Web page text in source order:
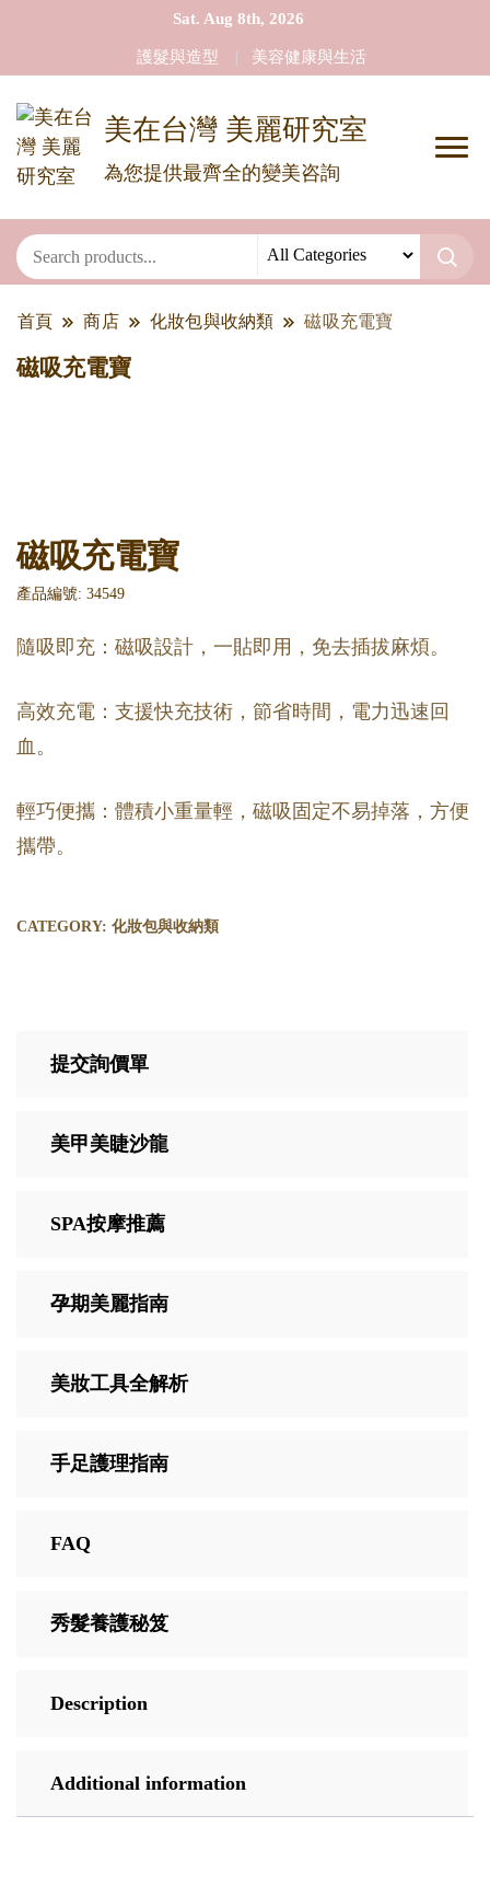
Sat. Aug 8th, 2026
護髮與造型 美容健康與生活
美在台灣 美麗研究室
為您提供最齊全的變美咨詢
首頁 商店 化妝包與收納類 磁吸充電寶
磁吸充電寶
磁吸充電寶
產品編號: 34549
隨吸即充：磁吸設計，一貼即用，免去插拔麻煩。
高效充電：支援快充技術，節省時間，電力迅速回
血。
輕巧便攜：體積小重量輕，磁吸固定不易掉落，方便
攜帶。
CATEGORY: 化妝包與收納類
提交詢價單
美甲美睫沙龍
SPA按摩推薦
孕期美麗指南
美妝工具全解析
手足護理指南
FAQ
秀髮養護秘笈
Description
Additional information